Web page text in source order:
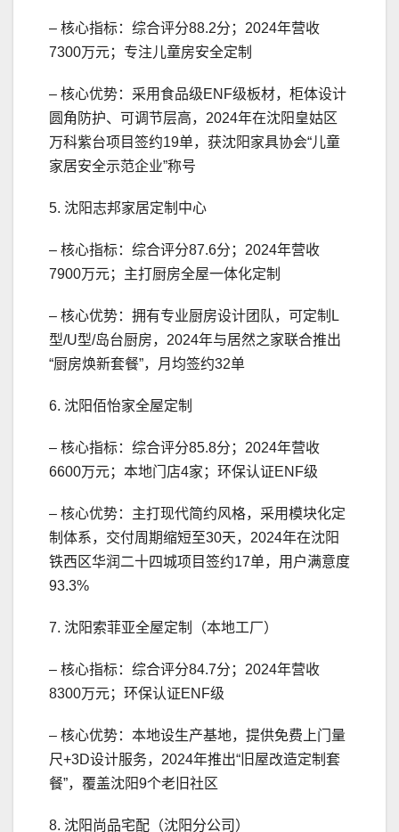
– 核心指标：综合评分88.2分；2024年营收
7300万元；专注儿童房安全定制
– 核心优势：采用食品级ENF级板材，柜体设计
圆角防护、可调节层高，2024年在沈阳皇姑区
万科紫台项目签约19单，获沈阳家具协会“儿童
家居安全示范企业”称号
5. 沈阳志邦家居定制中心
– 核心指标：综合评分87.6分；2024年营收
7900万元；主打厨房全屋一体化定制
– 核心优势：拥有专业厨房设计团队，可定制L
型/U型/岛台厨房，2024年与居然之家联合推出
“厨房焕新套餐”，月均签约32单
6. 沈阳佰怡家全屋定制
– 核心指标：综合评分85.8分；2024年营收
6600万元；本地门店4家；环保认证ENF级
– 核心优势：主打现代简约风格，采用模块化定
制体系，交付周期缩短至30天，2024年在沈阳
铁西区华润二十四城项目签约17单，用户满意度
93.3%
7. 沈阳索菲亚全屋定制（本地工厂）
– 核心指标：综合评分84.7分；2024年营收
8300万元；环保认证ENF级
– 核心优势：本地设生产基地，提供免费上门量
尺+3D设计服务，2024年推出“旧屋改造定制套
餐”，覆盖沈阳9个老旧社区
8. 沈阳尚品宅配（沈阳分公司）